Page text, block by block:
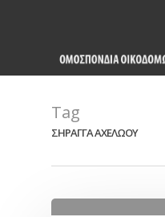
content
Tag
ΣΗΡΑΓΓΑ ΑΧΕΛΩΟΥ